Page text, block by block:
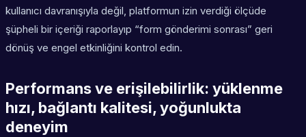
kullanıcı davranışıyla değil, platformun izin verdiği ölçüde
şüpheli bir içeriği raporlayıp “form gönderimi sonrası” geri
dönüş ve engel etkinliğini kontrol edin.
Performans ve erişilebilirlik: yüklenme
hızı, bağlantı kalitesi, yoğunlukta
deneyim